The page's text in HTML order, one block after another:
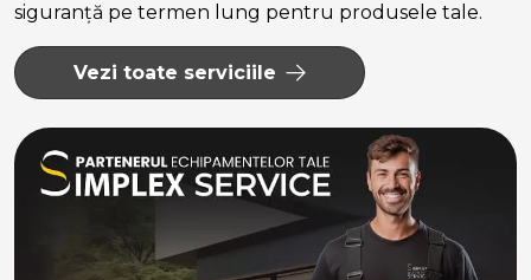
siguranță pe termen lung pentru produsele tale.
Vezi toate serviciile